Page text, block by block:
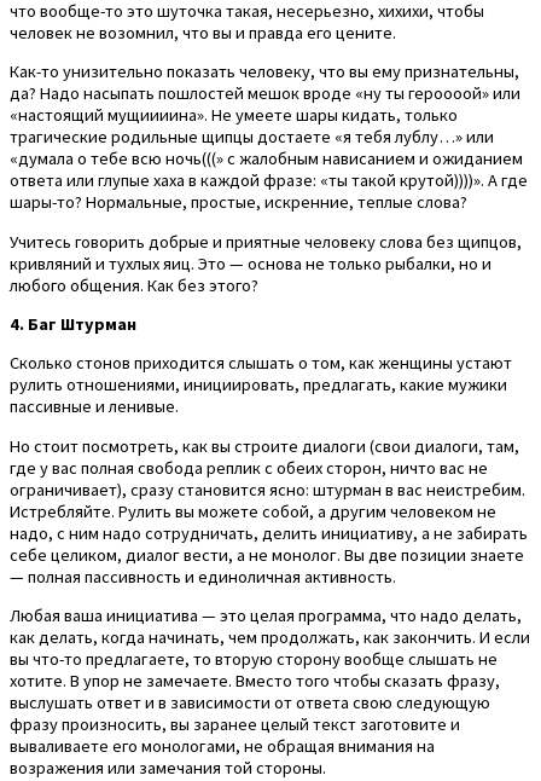
что вообще-то это шуточка такая, несерьезно, хихихи, чтобы
человек не возомнил, что вы и правда его цените.
Как-то унизительно показать человеку, что вы ему признательны,
да? Надо насыпать пошлостей мешок вроде «ну ты героооой» или
«настоящий мущиииина». Не умеете шары кидать, только
трагические родильные щипцы достаете «я тебя лублу…» или
«думала о тебе всю ночь(((» с жалобным нависанием и ожиданием
ответа или глупые хаха в каждой фразе: «ты такой крутой))))». А где
шары-то? Нормальные, простые, искренние, теплые слова?
Учитесь говорить добрые и приятные человеку слова без щипцов,
кривляний и тухлых яиц. Это — основа не только рыбалки, но и
любого общения. Как без этого?
4. Баг Штурман
Сколько стонов приходится слышать о том, как женщины устают
рулить отношениями, инициировать, предлагать, какие мужики
пассивные и ленивые.
Но стоит посмотреть, как вы строите диалоги (свои диалоги, там,
где у вас полная свобода реплик с обеих сторон, ничто вас не
ограничивает), сразу становится ясно: штурман в вас неистребим.
Истребляйте. Рулить вы можете собой, а другим человеком не
надо, с ним надо сотрудничать, делить инициативу, а не забирать
себе целиком, диалог вести, а не монолог. Вы две позиции знаете
— полная пассивность и единоличная активность.
Любая ваша инициатива — это целая программа, что надо делать,
как делать, когда начинать, чем продолжать, как закончить. И если
вы что-то предлагаете, то вторую сторону вообще слышать не
хотите. В упор не замечаете. Вместо того чтобы сказать фразу,
выслушать ответ и в зависимости от ответа свою следующую
фразу произносить, вы заранее целый текст заготовите и
вываливаете его монологами, не обращая внимания на
возражения или замечания той стороны.